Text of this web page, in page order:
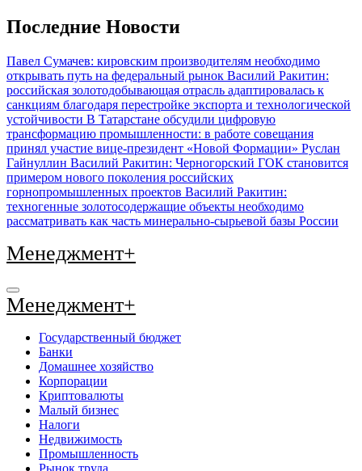
Перейти
к
Последние Новости
Павел Сумачев: кировским производителям необходимо
открывать путь на федеральный рынок Василий Ракитин:
российская золотодобывающая отрасль адаптировалась к
санкциям благодаря перестройке экспорта и технологической
устойчивости В Татарстане обсудили цифровую
трансформацию промышленности: в работе совещания
принял участие вице-президент «Новой Формации» Руслан
Гайнуллин Василий Ракитин: Черногорский ГОК становится
примером нового поколения российских
горнопромышленных проектов Василий Ракитин:
техногенные золотосодержащие объекты необходимо
рассматривать как часть минерально-сырьевой базы России
Менеджмент+
Менеджмент+
Государственный бюджет
Банки
Домашнее хозяйство
Корпорации
Криптовалюты
Малый бизнес
Налоги
Недвижимость
Промышленность
Рынок труда